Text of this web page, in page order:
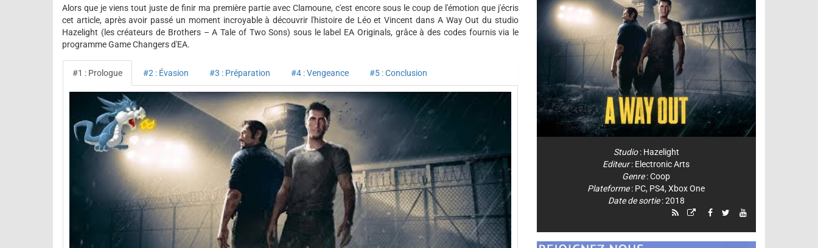
Alors que je viens tout juste de finir ma première partie avec Clamoune, c'est encore sous le coup de l'émotion que j'écris
cet article, après avoir passé un moment incroyable à découvrir l'histoire de Léo et Vincent dans A Way Out du studio
Hazelight (les créateurs de Brothers – A Tale of Two Sons) sous le label EA Originals, grâce à des codes fournis via le
programme Game Changers d'EA.
#1 : Prologue #2 : Évasion #3 : Préparation #4 : Vengeance #5 : Conclusion
Studio: Hazelight
Editeur: Electronic Arts
Genre:Coop
Plateforme: PC, PS4,Xbox One
Date de sortie: 2018